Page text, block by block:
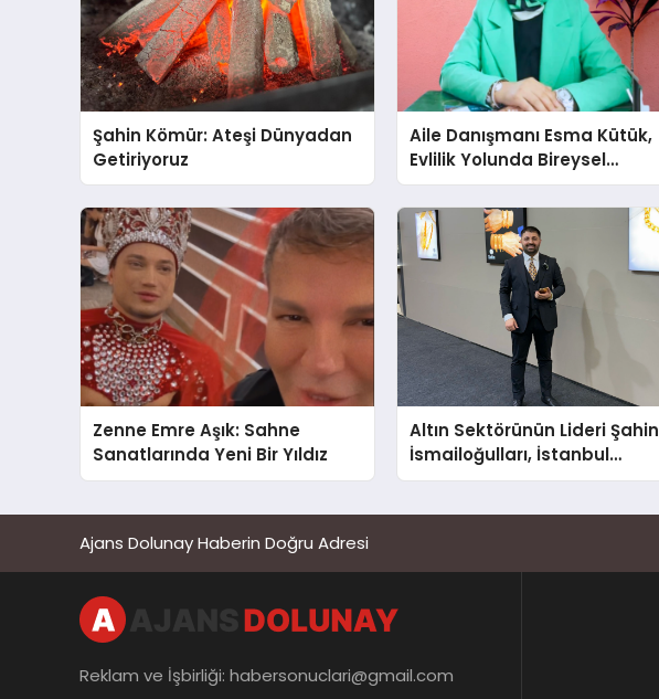
Şahin Kömür: Ateşi Dünyadan
Getiriyoruz
Aile Danışmanı Esma Kütük,
Evlilik Yolunda Bireysel
Farkındalığın ve Sınırların
Gücünü Anlatıyor
Zenne Emre Aşık: Sahne
Sanatlarında Yeni Bir Yıldız
Altın Sektörünün Lideri Şahin
İsmailoğulları, İstanbul
Mücevher Fuarı’nda Parladı ￼
Ajans Dolunay Haberin Doğru Adresi
Reklam ve İşbirliği: habersonuclari@gmail.com